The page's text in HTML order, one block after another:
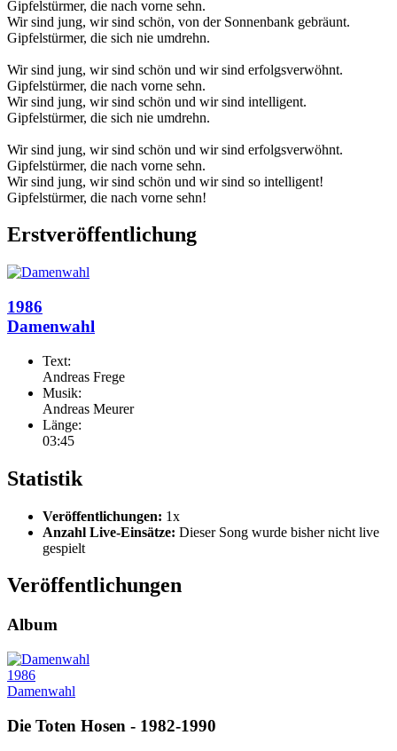
Gipfelstürmer, die nach vorne sehn.
Wir sind jung, wir sind schön, von der Sonnenbank gebräunt.
Gipfelstürmer, die sich nie umdrehn.
Wir sind jung, wir sind schön und wir sind erfolgsverwöhnt.
Gipfelstürmer, die nach vorne sehn.
Wir sind jung, wir sind schön und wir sind intelligent.
Gipfelstürmer, die sich nie umdrehn.
Wir sind jung, wir sind schön und wir sind erfolgsverwöhnt.
Gipfelstürmer, die nach vorne sehn.
Wir sind jung, wir sind schön und wir sind so intelligent!
Gipfelstürmer, die nach vorne sehn!
Erstveröffentlichung
1986
Damenwahl
Text:
Andreas Frege
Musik:
Andreas Meurer
Länge:
03:45
Statistik
Veröffentlichungen: 1x
Anzahl Live-Einsätze: Dieser Song wurde bisher nicht live
gespielt
Veröffentlichungen
Album
1986
Damenwahl
Die Toten Hosen - 1982-1990